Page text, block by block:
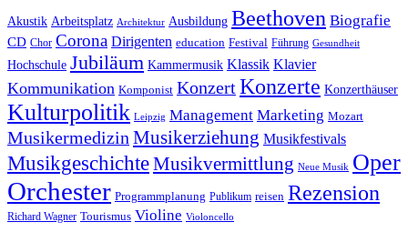
Akustik Arbeitsplatz Architektur Ausbildung Beethoven Biografie
CD Chor Corona Dirigenten education Festival Führung Gesundheit
Hochschule Jubiläum Kammermusik Klassik Klavier
Kommunikation Komponist KonzertKonzerte Konzerthäuser
Kulturpolitik Leipzig Management Marketing Mozart
Musikermedizin Musikerziehung Musikfestivals
MusikgeschichteMusikvermittlung Neue Musik Oper
Orchester Programmplanung Publikum reisen Rezension
Richard Wagner Tourismus Violine Violoncello